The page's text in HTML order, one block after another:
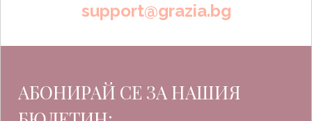
support@grazia.bg
АБОНИРАЙ СЕ ЗА НАШИЯ